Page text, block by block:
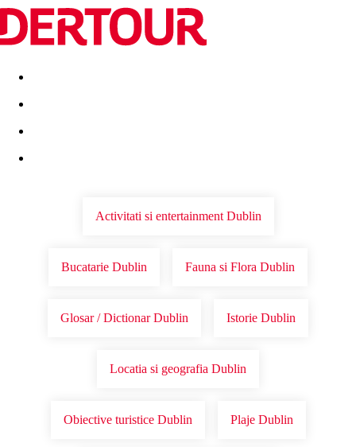
Destinatii Vacanta perfecta OFERTE DE NERATAT
Activitati si entertainment Dublin
Bucatarie Dublin Fauna si Flora Dublin
Glosar / Dictionar Dublin Istorie Dublin
Locatia si geografia Dublin
Obiective turistice Dublin Plaje Dublin